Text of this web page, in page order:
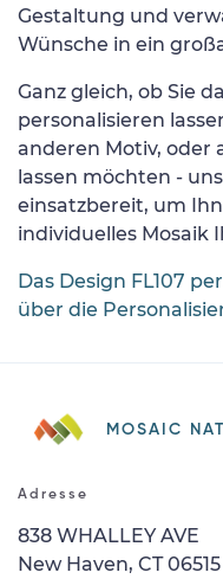
Gestaltung und
Wünsche in ein
Ganz gleich, ob Sie
personalisieren
anderen Motiv, oder
lassen möchten -
einsatzbereit, um
individuelles Mosaik
Das Design FL107
über die
MOSAIC
Adresse
838 WHALLEY AVE
New Haven, CT 06515